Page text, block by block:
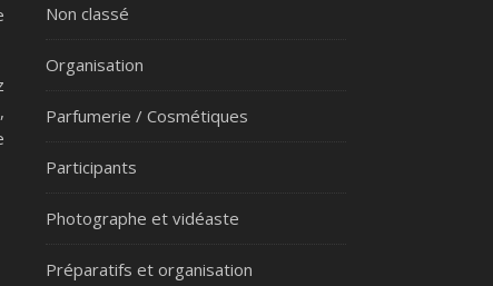
Non classé
Organisation
Parfumerie / Cosmétiques
Participants
Photographe et vidéaste
Préparatifs et organisation